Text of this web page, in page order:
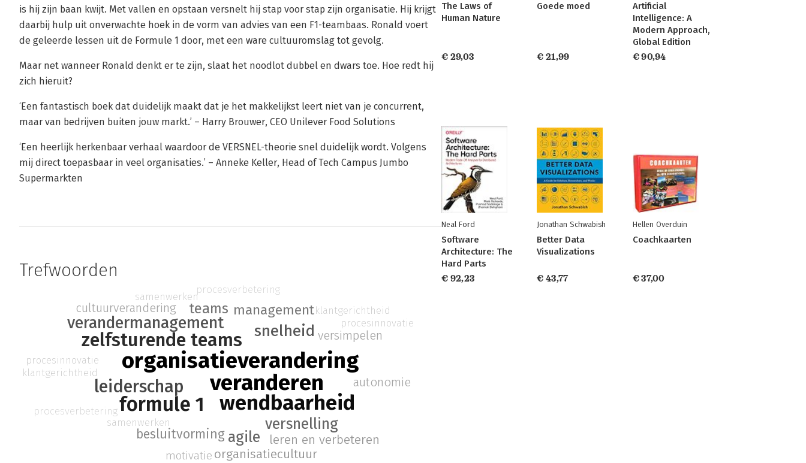
is hij zijn baan kwijt. Met vallen en opstaan versnelt hij stap voor stap zijn organisatie. Hij krijgt
daarbij hulp uit onverwachte hoek in de vorm van advies van een F1-teambaas. Ronald voert
de geleerde lessen uit de Formule 1 door, met een ware cultuuromslag tot gevolg.
Maar net wanneer Ronald denkt er te zijn, slaat het noodlot dubbel en dwars toe. Hoe redt hij
zich hieruit?
‘Een fantastisch boek dat duidelijk maakt dat je het makkelijkst leert niet van je concurrent,
maar van bedrijven buiten jouw markt.’ – Harry Brouwer, CEO Unilever Food Solutions
‘Een heerlijk herkenbaar verhaal waardoor de VERSNEL-theorie snel duidelijk wordt. Volgens
mij direct toepasbaar in veel organisaties.’ – Anneke Keller, Head of Tech Campus Jumbo
Supermarkten
Trefwoorden
organisatieverandering
veranderen
wendbaarheid
formule 1
zelfsturende teams
leiderschap
snelheid
versnelling
agile
verandermanagement
besluitvorming
teams management
leren en verbeteren
organisatiecultuur
versimpelen
autonomie
motivatie
cultuurverandering
samenwerken
procesverbetering
klantgerichtheid
procesinnovatie
samenwerken
procesverbetering
klantgerichtheid
procesinnovatie
The Laws of
Human Nature
€ 29,03
Goede moed
€ 21,99
Artificial
Intelligence: A
Modern Approach,
Global Edition
€ 90,94
Neal Ford
Software
Architecture: The
Hard Parts
€ 92,23
Jonathan Schwabish
Better Data
Visualizations
€ 43,77
Hellen Overduin
Coachkaarten
€ 37,00